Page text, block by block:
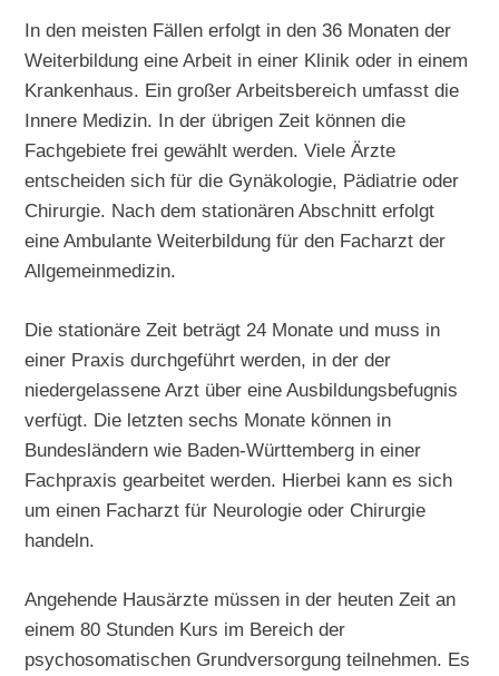
In den meisten Fällen erfolgt in den 36 Monaten der
Weiterbildung eine Arbeit in einer Klinik oder in einem
Krankenhaus. Ein großer Arbeitsbereich umfasst die
Innere Medizin. In der übrigen Zeit können die
Fachgebiete frei gewählt werden. Viele Ärzte
entscheiden sich für die Gynäkologie, Pädiatrie oder
Chirurgie. Nach dem stationären Abschnitt erfolgt
eine Ambulante Weiterbildung für den Facharzt der
Allgemeinmedizin.
Die stationäre Zeit beträgt 24 Monate und muss in
einer Praxis durchgeführt werden, in der der
niedergelassene Arzt über eine Ausbildungsbefugnis
verfügt. Die letzten sechs Monate können in
Bundesländern wie Baden-Württemberg in einer
Fachpraxis gearbeitet werden. Hierbei kann es sich
um einen Facharzt für Neurologie oder Chirurgie
handeln.
Angehende Hausärzte müssen in der heuten Zeit an
einem 80 Stunden Kurs im Bereich der
psychosomatischen Grundversorgung teilnehmen. Es